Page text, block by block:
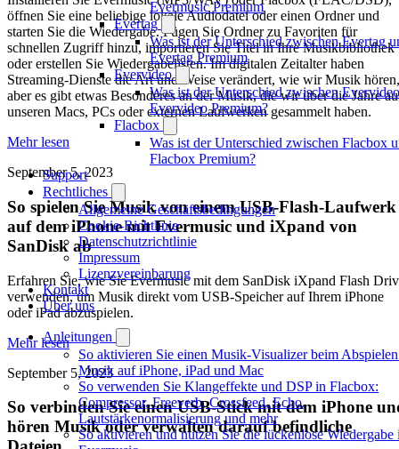
Evermusic Premium
Evertag
Was ist der Unterschied zwischen Evertag
Evertag Premium
Evervideo
Was ist der Unterschied zwischen
Evervideo Premium?
Flacbox
Was ist der Unterschied zwischen Flacbox
Flacbox Premium?
Support
Rechtliches
Allgemeine Geschäftsbedingungen
Cookie-Richtlinie
Datenschutzrichtlinie
Impressum
Lizenzvereinbarung
Kontakt
Über uns
Anleitungen
So aktivieren Sie einen Musik-Visualizer beim
Musik auf iPhone, iPad und Mac
So verwenden Sie Klangeffekte und DSP in Flacbox:
Compressor, Freeverb, Crossfeed, Echo,
Lautstärkenormalisierung und mehr
So aktivieren und nutzen Sie die lückenlose Wiedergabe
öffnen Sie eine beliebige lokale Audiodatei oder einen Ordner und
starten Sie die Wiedergabe. Fügen Sie Ordner zu Favoriten für
schnellen Zugriff hinzu, importieren Sie Titel in Ihre Musikbibliothek
oder erstellen Sie Wiedergabelisten. Im digitalen Zeitalter haben
Streaming-Dienste die Art und Weise verändert, wie wir Musik hören,
aber es gibt etwas Besonderes an der Musik, die wir über die Jahre
unseren Macs, PCs oder externen Laufwerken gesammelt haben.
Mehr lesen
September 5, 2023
So spielen Sie Musik von einem USB-Flash-Laufwerk
auf dem iPhone mit Evermusic und iXpand von
SanDisk ab
Erfahren Sie, wie Sie Evermusic mit dem SanDisk iXpand Flash
verwenden, um Musik direkt vom USB-Speicher auf Ihrem iPhone
oder iPad abzuspielen.
Mehr lesen
September 5, 2023
So verbinden Sie einen USB-Stick mit dem iPhone
hören Musik oder verwalten darauf befindliche